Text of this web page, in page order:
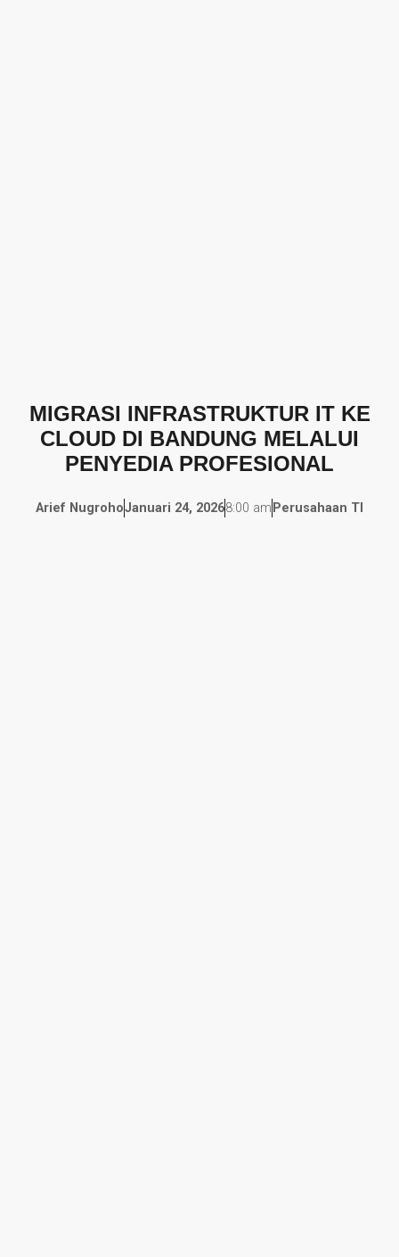
MIGRASI INFRASTRUKTUR IT KE
CLOUD DI BANDUNG MELALUI
PENYEDIA PROFESIONAL
Arief NugrohoJanuari 24, 20268:00 am Perusahaan TI